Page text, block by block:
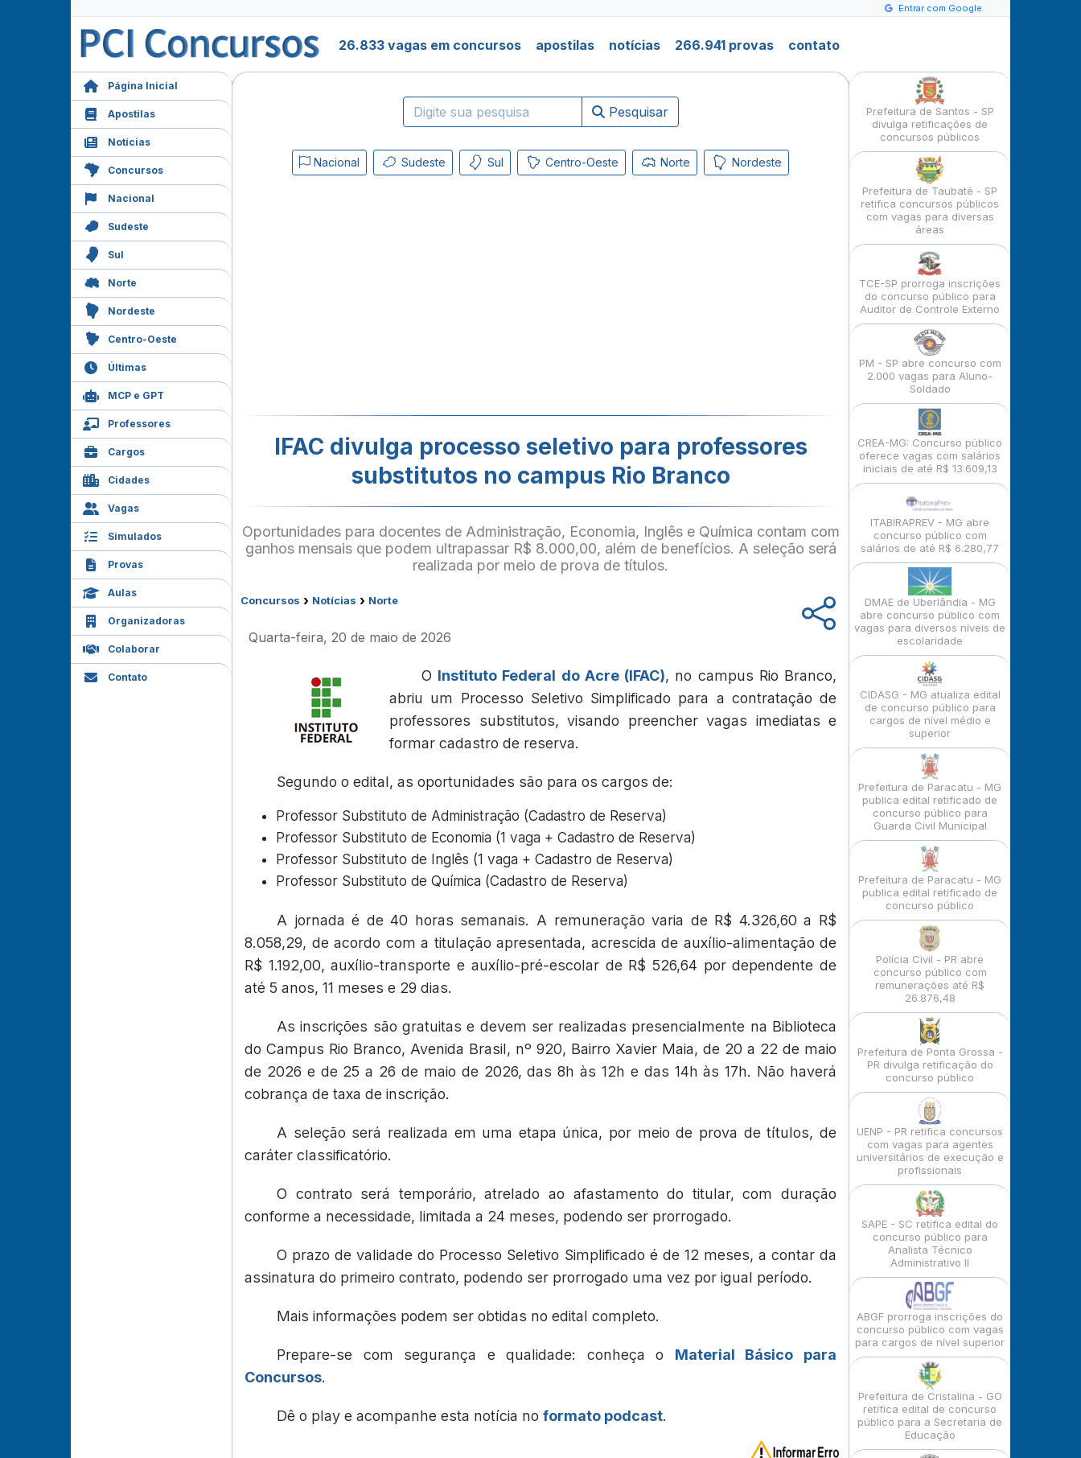
Entrar com Google
26.833 vagas em concursos apostilas notícias 266.941 provas contato
Página Inicial
Apostilas
Notícias
Concursos
Nacional
Sudeste
Sul
Norte
Nordeste
Centro-Oeste
Últimas
MCP e GPT
Professores
Cargos
Cidades
Vagas
Simulados
Provas
Aulas
Organizadoras
Colaborar
Contato
Pesquisar
Nacional Sudeste Sul Centro-Oeste Norte Nordeste
IFAC divulga processo seletivo para professores
substitutos no campus Rio Branco
Oportunidades para docentes de Administração, Economia, Inglês e Química contam com
ganhos mensais que podem ultrapassar R$ 8.000,00, além de benefícios. A seleção será
realizada por meio de prova de títulos.
Concursos › Notícias › Norte
Quarta-feira, 20 de maio de 2026
O Instituto Federal do Acre (IFAC), no campus Rio Branco,
abriu um Processo Seletivo Simplificado para a contratação de
professores substitutos, visando preencher vagas imediatas e
formar cadastro de reserva.
Segundo o edital, as oportunidades são para os cargos de:
Professor Substituto de Administração (Cadastro de Reserva)
Professor Substituto de Economia (1 vaga + Cadastro de Reserva)
Professor Substituto de Inglês (1 vaga + Cadastro de Reserva)
Professor Substituto de Química (Cadastro de Reserva)
A jornada é de 40 horas semanais. A remuneração varia de R$ 4.326,60 a R$
8.058,29, de acordo com a titulação apresentada, acrescida de auxílio-alimentação de
R$ 1.192,00, auxílio-transporte e auxílio-pré-escolar de R$ 526,64 por dependente de
até 5 anos, 11 meses e 29 dias.
As inscrições são gratuitas e devem ser realizadas presencialmente na Biblioteca
do Campus Rio Branco, Avenida Brasil, nº 920, Bairro Xavier Maia, de 20 a 22 de maio
de 2026 e de 25 a 26 de maio de 2026, das 8h às 12h e das 14h às 17h. Não haverá
cobrança de taxa de inscrição.
A seleção será realizada em uma etapa única, por meio de prova de títulos, de
caráter classificatório.
O contrato será temporário, atrelado ao afastamento do titular, com duração
conforme a necessidade, limitada a 24 meses, podendo ser prorrogado.
O prazo de validade do Processo Seletivo Simplificado é de 12 meses, a contar da
assinatura do primeiro contrato, podendo ser prorrogado uma vez por igual período.
Mais informações podem ser obtidas no edital completo.
Prepare-se com segurança e qualidade: conheça o Material Básico para
Concursos.
Dê o play e acompanhe esta notícia no formato podcast.
Prefeitura de Santos - SP
divulga retificações de
concursos públicos
Prefeitura de Taubaté - SP
retifica concursos públicos
com vagas para diversas
áreas
TCE-SP prorroga inscrições
do concurso público para
Auditor de Controle Externo
PM - SP abre concurso com
2.000 vagas para Aluno-
Soldado
CREA-MG: Concurso público
oferece vagas com salários
iniciais de até R$ 13.609,13
ITABIRAPREV - MG abre
concurso público com
salários de até R$ 6.280,77
DMAE de Uberlândia - MG
abre concurso público com
vagas para diversos níveis de
escolaridade
CIDASG - MG atualiza edital
de concurso público para
cargos de nível médio e
superior
Prefeitura de Paracatu - MG
publica edital retificado de
concurso público para
Guarda Civil Municipal
Prefeitura de Paracatu - MG
publica edital retificado de
concurso público
Polícia Civil - PR abre
concurso público com
remunerações até R$
26.876,48
Prefeitura de Ponta Grossa -
PR divulga retificação do
concurso público
UENP - PR retifica concursos
com vagas para agentes
universitários de execução e
profissionais
SAPE - SC retifica edital do
concurso público para
Analista Técnico
Administrativo II
ABGF prorroga inscrições do
concurso público com vagas
para cargos de nível superior
Prefeitura de Cristalina - GO
retifica edital de concurso
público para a Secretaria de
Educação